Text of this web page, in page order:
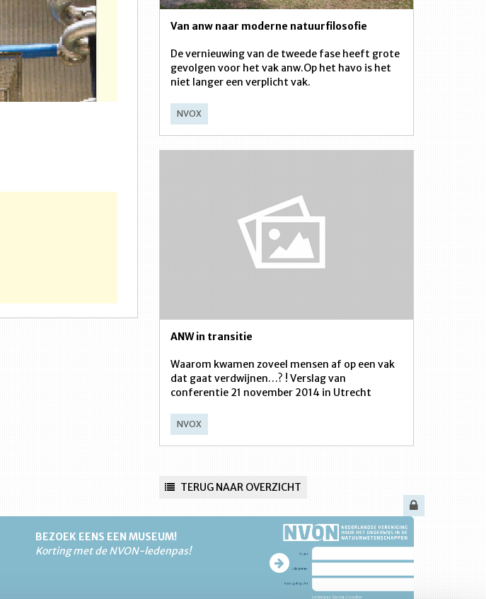
Van anw naar moderne natuurfilosofie
De vernieuwing van de tweede fase heeft grote
gevolgen voor het vak anw.Op het havo is het
niet langer een verplicht vak.
NVOX
ANW in transitie
Waarom kwamen zoveel mensen af op een vak
dat gaat verdwijnen…? ! Verslag van
conferentie 21 november 2014 in Utrecht
NVOX
TERUG NAAR OVERZICHT
BEZOEK EENS EEN MUSEUM!
Korting met de NVON-ledenpas!